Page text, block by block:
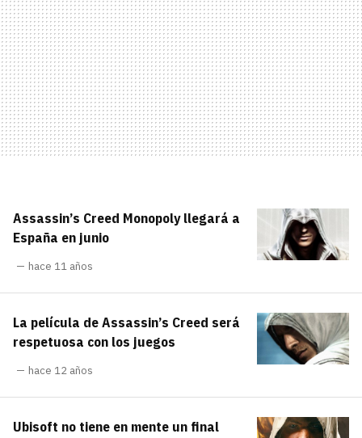
Assassin’s Creed Monopoly llegará a
España en junio
hace 11 años
La película de Assassin’s Creed será
respetuosa con los juegos
hace 12 años
Ubisoft no tiene en mente un final